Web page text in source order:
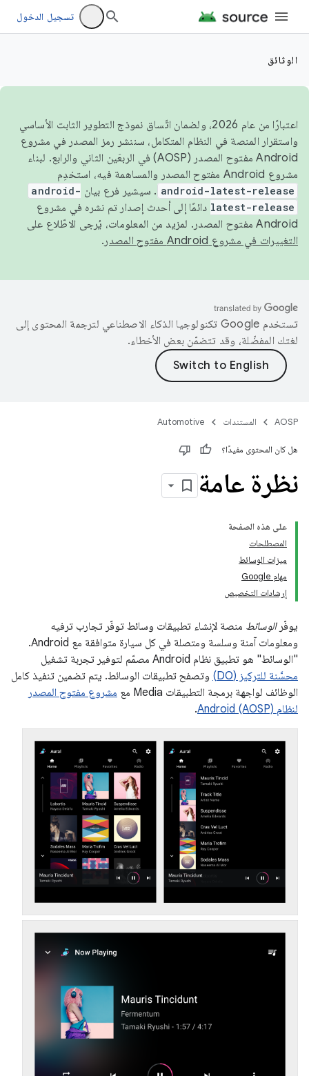
تسجيل الدخول
الوثائق
اعتبارًا من عام 2026، ولضمان اتّساق نموذج التطوير الثابت الأساسي
واستقرار المنصة في النظام المتكامل، سننشر رمز المصدر في مشروع
Android مفتوح المصدر (AOSP) في الربعَين الثاني والرابع. لبناء
مشروع Android مفتوح المصدر والمساهمة فيه، استخدِم
android-latest-release . سيشير فرع بيان android-
latest-release دائمًا إلى أحدث إصدار تم نشره في مشروع
Android مفتوح المصدر. لمزيد من المعلومات، يُرجى الاطّلاع على
التغييرات في مشروع Android مفتوح المصدر
.
تستخدم Google تكنولوجيا الذكاء الاصطناعي لترجمة المحتوى إلى
لغتك المفضّلة، وقد تتضمّن بعض الأخطاء.
AOSP المستندات Automotive
هل كان المحتوى مفيدًا؟
نظرة عامة
على هذه الصفحة
المصطلحات
ميزات الوسائط
مهام Google
إرشادات التخصيص
يوفّرالوسائط منصة لإنشاء تطبيقات وسائط توفّر تجارب ترفيه
ومعلومات آمنة وسلسة ومتصلة في كل سيارة متوافقة مع Android.
"الوسائط" هو تطبيق نظام Android مصمّم لتوفير تجربة تشغيل
محسَّنة للتركيز (DO)
وتصفح تطبيقات الوسائط. يتم تضمين تنفيذ كامل
الوظائف لواجهة برمجة التطبيقات Media مع
مشروع مفتوح المصدر
لنظام Android (AOSP)
.